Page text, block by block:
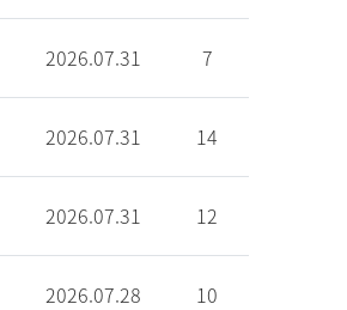
2026.07.31 7
2026.07.31 14
2026.07.31 12
2026.07.28 10